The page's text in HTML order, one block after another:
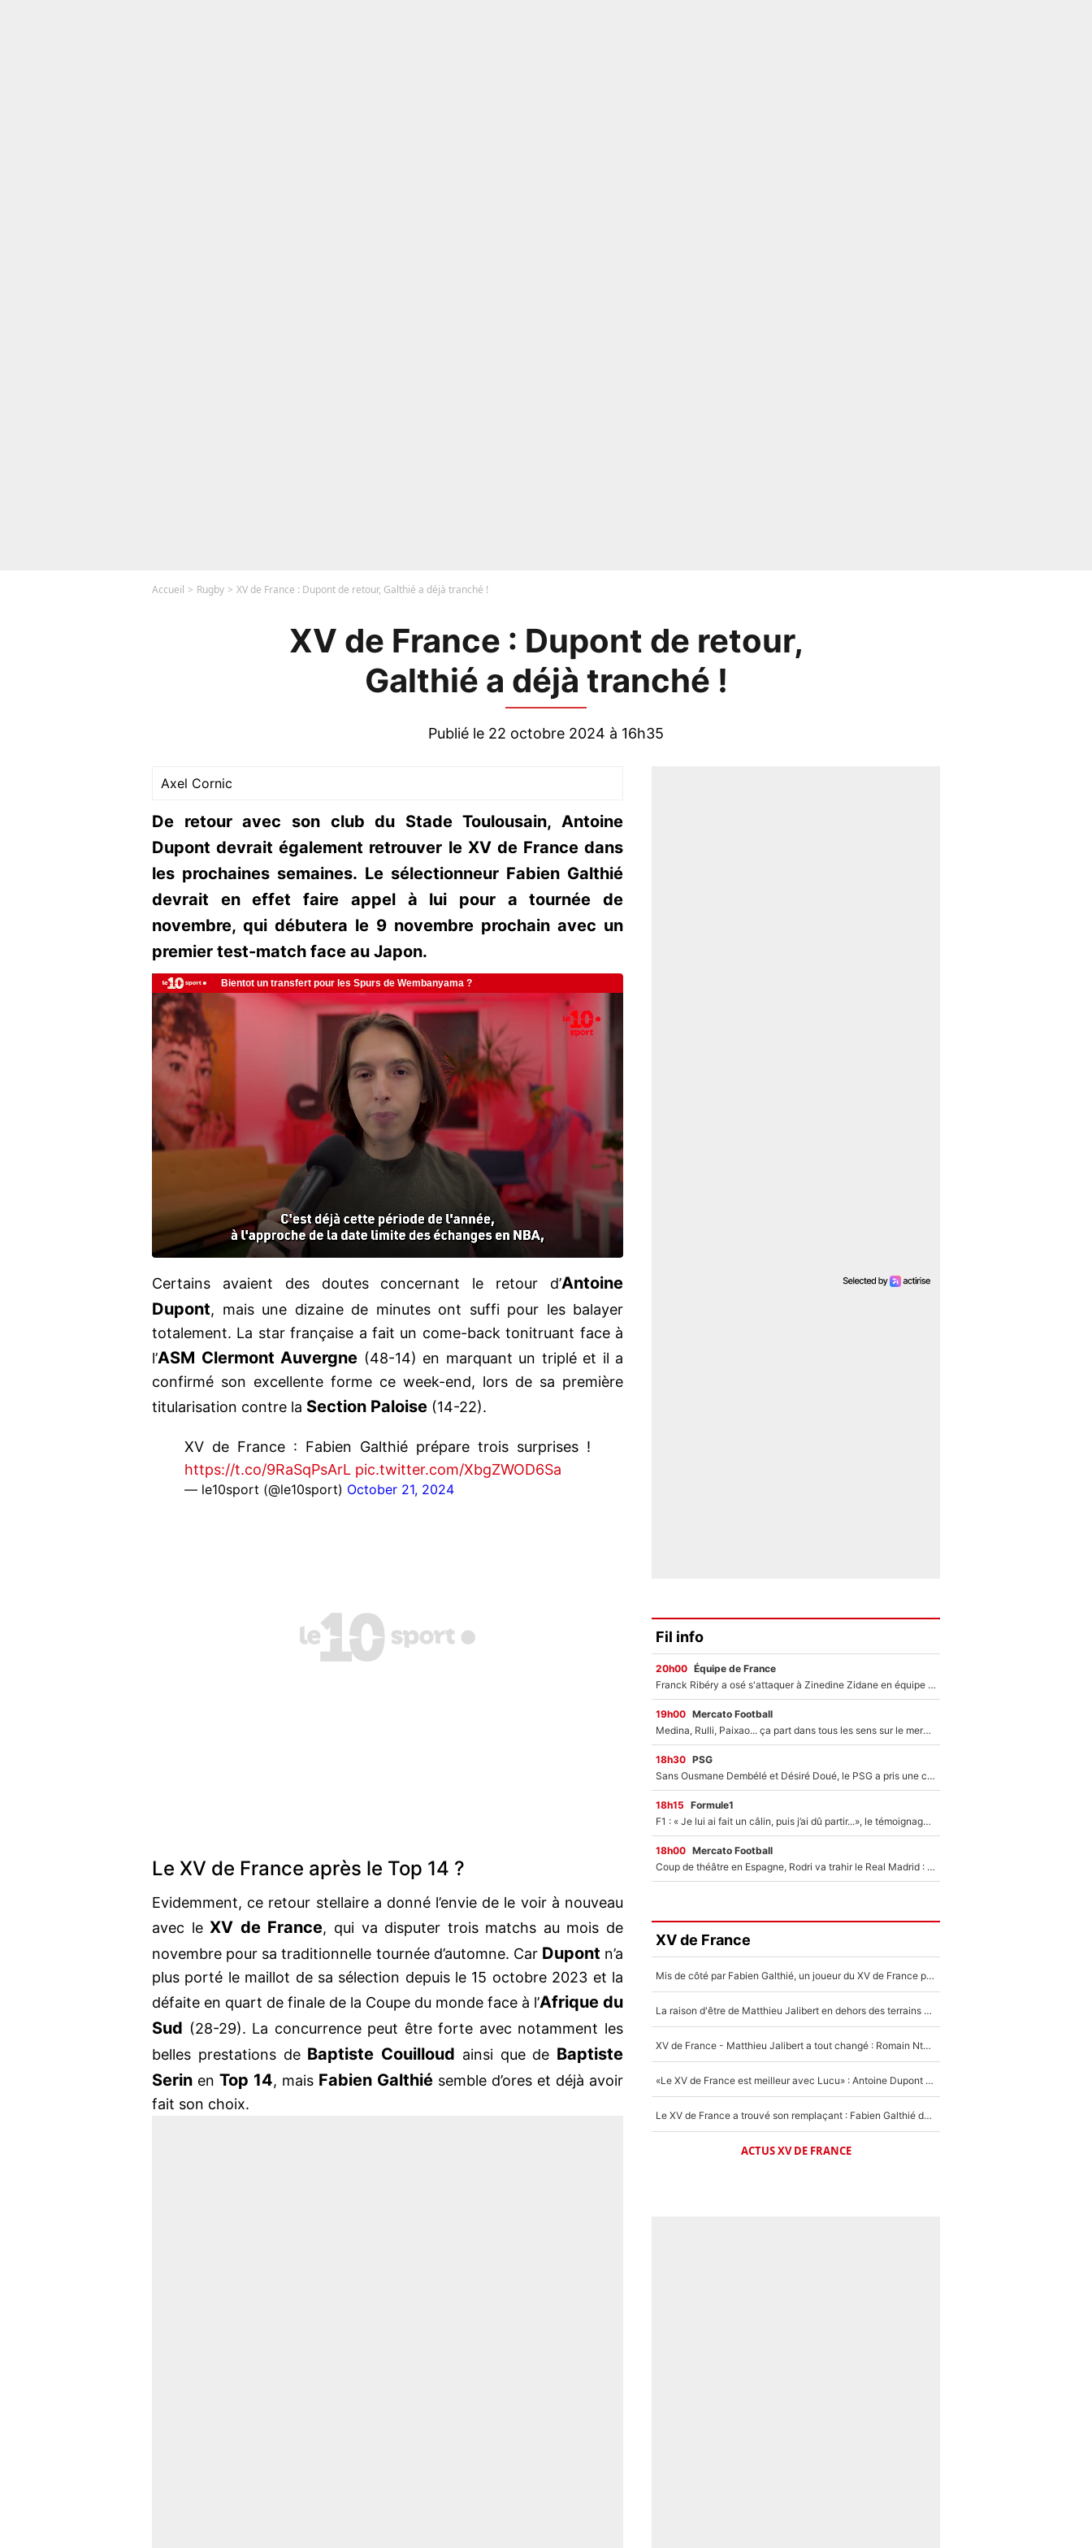
Accueil Rugby XV de France : Dupont de retour, Galthié a déjà tranché !
XV de France : Dupont de retour,
Galthié a déjà tranché !
Publié le 22 octobre 2024 à 16h35
Axel Cornic
De retour avec son club du Stade Toulousain, Antoine
Dupont devrait également retrouver le XV de France dans
les prochaines semaines. Le sélectionneur Fabien Galthié
devrait en effet faire appel à lui pour a tournée de
novembre, qui débutera le 9 novembre prochain avec un
premier test-match face au Japon.
Certains avaient des doutes concernant le retour d’Antoine
Dupont, mais une dizaine de minutes ont suffi pour les balayer
totalement. La star française a fait un come-back tonitruant face à
l’ASM Clermont Auvergne (48-14) en marquant un triplé et il a
confirmé son excellente forme ce week-end, lors de sa première
titularisation contre la Section Paloise (14-22).
XV de France : Fabien Galthié prépare trois surprises !
https://t.co/9RaSqPsArL pic.twitter.com/XbgZWOD6Sa
— le10sport (@le10sport) October 21, 2024
Le XV de France après le Top 14 ?
Evidemment, ce retour stellaire a donné l’envie de le voir à nouveau
avec leXV de France, qui va disputer trois matchs au mois de
novembre pour sa traditionnelle tournée d’automne. Car Dupont n’a
plus porté le maillot de sa sélection depuis le 15 octobre 2023 et la
défaite en quart de finale de la Coupe du monde face à l’Afrique du
Sud (28-29). La concurrence peut être forte avec notamment les
belles prestations de Baptiste Couilloud ainsi que de Baptiste
Serin en Top 14, mais Fabien Galthié semble d’ores et déjà avoir
fait son choix.
Fil info
20h00 Équipe de France
Franck Ribéry a osé s'attaquer à Zinedine Zidane en équipe de France : «Je n'aurais jamais fait ça»
19h00 Mercato Football
Medina, Rulli, Paixao... ça part dans tous les sens sur le mercato de l'OM : Frank McCourt va enfin récupérer l'argent qu'il attend ?
18h30 PSG
Sans Ousmane Dembélé et Désiré Doué, le PSG a pris une correction face à Majorque : Luis Enrique attend avec impatience des renforts !
18h15 Formule1
F1 : « Je lui ai fait un câlin, puis j’ai dû partir...», le témoignage émouvant de Max Verstappen sur sa fille
18h00 Mercato Football
Coup de théâtre en Espagne, Rodri va trahir le Real Madrid : Le Ballon d'Or a choisi de signer au FC Barcelone !
XV de France
Mis de côté par Fabien Galthié, un joueur du XV de France partage sa frustration : «ils ne me l’ont pas dit tout de suite»
La raison d'être de Matthieu Jalibert en dehors des terrains de rugby : «Ça m'atteint autant que si tu touches à un membre de ma famille»
XV de France - Matthieu Jalibert a tout changé : Romain Ntamack doit-il s’inquiéter pour sa place à un an de la Coupe du monde ?
«Le XV de France est meilleur avec Lucu» : Antoine Dupont doit-il s’inquiéter pour sa place ?
Le XV de France a trouvé son remplaçant : Fabien Galthié doit-il se passer d'Antoine Dupont ?
ACTUS XV DE FRANCE